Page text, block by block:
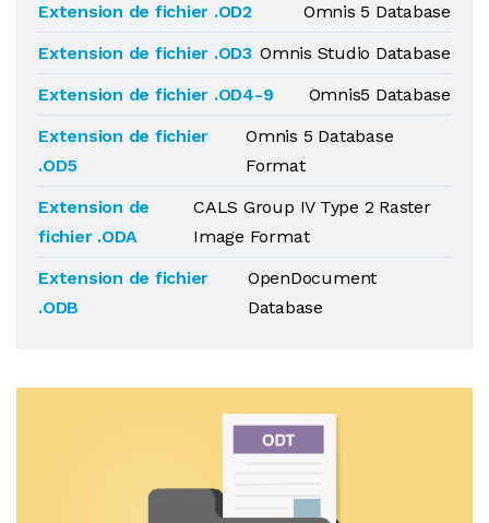
Extension de fichier .OD2
Omnis 5 Database
Extension de fichier .OD3 Omnis Studio Database
Extension de fichier .OD4-9
Omnis5 Database
Extension de fichier
.OD5
Omnis 5 Database
Format
Extension de
fichier .ODA
CALS Group IV Type 2 Raster
Image Format
Extension de fichier
.ODB
OpenDocument
Database